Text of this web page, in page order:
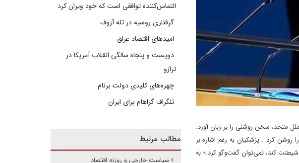
متحد، سخن روشنی را بر زبان آورد.
روشن کرد . پزشکیان به رغم اشاره بر
کند، نمی‌توان گفت‌وگو کرد.» به
التماس‌کننده توافقی است که خود ویران کرد
گرفتاری روسیه در تله آزوف
امیدهای اقتصاد عراق
دویست و پنجاه سالگی انقلاب آمریکا در
ترازو
چهره‌های کلیدی دولت برنام
تلگراف گراهام برای ایران
مطالب مرتبط
سیاست خارجی و روزنه اقتصاد